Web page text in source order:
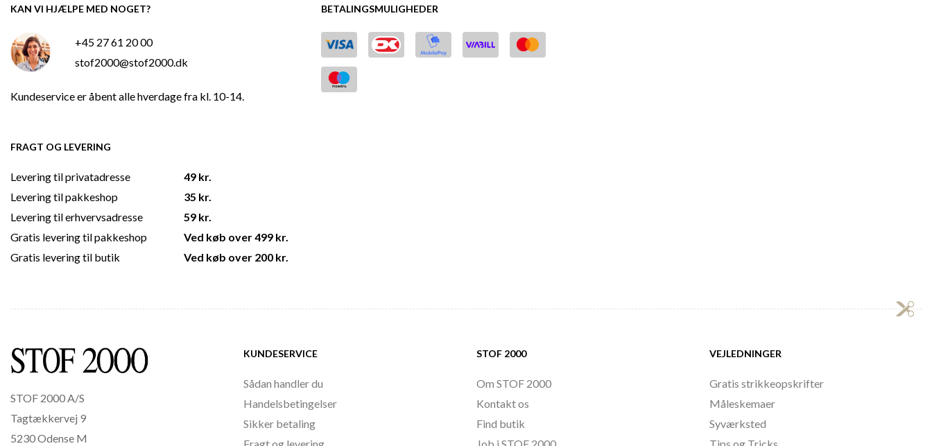
KAN VI HJÆLPE MED NOGET?
+45 27 61 20 00
stof2000@stof2000.dk
Kundeservice er åbent alle hverdage fra kl. 10-14.
BETALINGSMULIGHEDER
FRAGT OG LEVERING
Levering til privatadresse
Levering til pakkeshop
Levering til erhvervsadresse
Gratis levering til pakkeshop
Gratis levering til butik
49 kr.
35 kr.
59 kr.
Ved køb over 499 kr.
Ved køb over 200 kr.
STOF 2000 A/S
Tagtækkervej 9
5230 Odense M
KUNDESERVICE
Sådan handler du
Handelsbetingelser
Sikker betaling
Fragt og levering
STOF 2000
Om STOF 2000
Kontakt os
Find butik
Job i STOF 2000
VEJLEDNINGER
Gratis strikkeopskrifter
Måleskemaer
Syværksted
Tips og Tricks